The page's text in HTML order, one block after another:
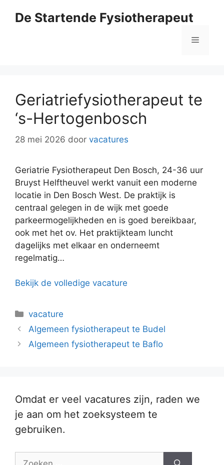
De Startende Fysiotherapeut
Menu
Geriatriefysiotherapeut te
‘s-Hertogenbosch
28 mei 2026 door vacatures
Geriatrie Fysiotherapeut Den Bosch, 24-36 uur
Bruyst Helftheuvel werkt vanuit een moderne
locatie in Den Bosch West. De praktijk is
centraal gelegen in de wijk met goede
parkeermogelijkheden en is goed bereikbaar,
ook met het ov. Het praktijkteam luncht
dagelijks met elkaar en onderneemt
regelmatig…
Bekijk de volledige vacature
Categorieën
vacature
Algemeen fysiotherapeut te Budel
Algemeen fysiotherapeut te Baflo
Omdat er veel vacatures zijn, raden we
je aan om het zoeksysteem te
gebruiken.
Zoek